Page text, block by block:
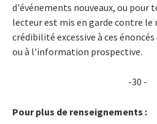
d'événements nouveaux, ou pour
lecteur est mis en garde contre le
crédibilité excessive à ces
ou à l'information prospective.
-30 -
Pour plus de renseignements :